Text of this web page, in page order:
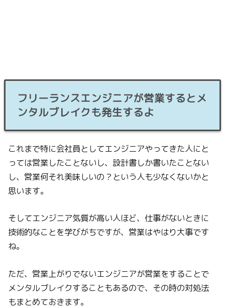
フリーランスエンジニアが営業するとメ
ンタルブレイクも発生するよ
これまで特に会社員としてエンジニアやってきた人にと
っては営業したことないし、設計書しか書いたことない
し、営業何それ美味しいの？という人も少なくないかと
思います。
そしてエンジニア気質が高い人ほど、仕事がないときに
技術的なことを学びがちですが、営業はやはり大事です
ね。
ただ、営業上がりでないエンジニアが営業をすることで
メンタルブレイクすることもあるので、その時の対処法
もまとめておきます。